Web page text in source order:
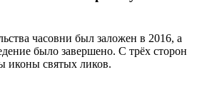
часовни был заложен в 2016, а
было завершено. С трёх сторон
иконы святых ликов.